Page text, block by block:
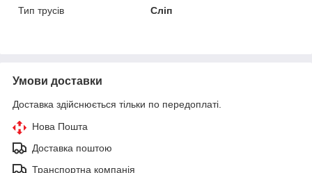
Тип трусів
Сліп
Умови доставки
Доставка здійснюється тільки по передоплаті.
Нова Пошта
Доставка поштою
Транспортна компанія